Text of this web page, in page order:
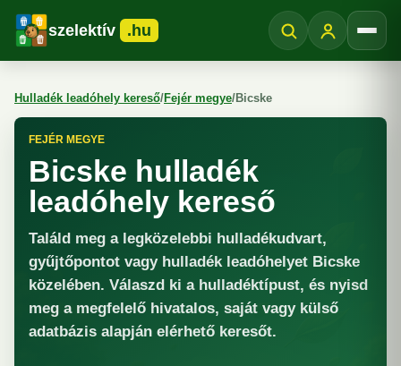
szelektív .hu
Hulladék leadóhely kereső/Fejér megye/Bicske
FEJÉR MEGYE
Bicske hulladék
leadóhely kereső
Találd meg a legközelebbi hulladékudvart,
gyűjtőpontot vagy hulladék leadóhelyet Bicske
közelében. Válaszd ki a hulladéktípust, és nyisd
meg a megfelelő hivatalos, saját vagy külső
adatbázis alapján elérhető keresőt.